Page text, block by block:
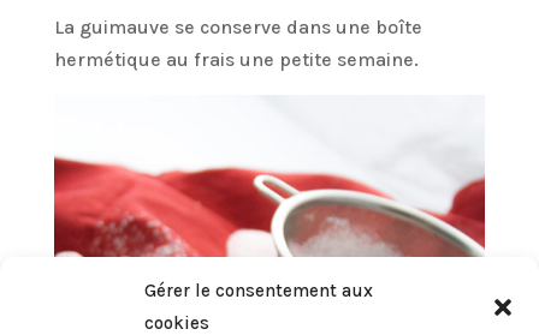
Gérer le consentement aux
cookies
La guimauve se conserve dans une boîte
hermétique au frais une petite semaine.